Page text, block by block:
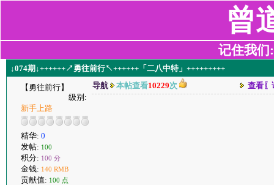
曾
记住我们
↓074期↓++++++↗勇往前行↖++++++「二八中特」+++++++++
【勇往前行】
级别:
新手上路
精华: 0
发帖: 100
积分: 100 分
金钱: 140 RMB
贡献值: 100 点
导航 本帖查看10229次 查看〖